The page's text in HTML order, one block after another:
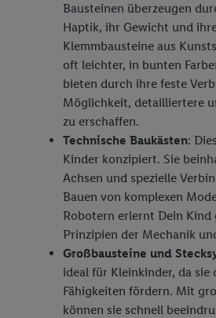
Bausteinen überzeugen
Haptik, ihr Gewicht und
Klemmbausteine aus
oft leichter, in bunten
bieten durch ihre feste
Möglichkeit, detailliertere
zu erschaffen.
Technische Baukästen:
Kinder konzipiert. Sie
Achsen und spezielle
Bauen von komplexen
Robotern erlernt Dein Kind
Prinzipien der Mechanik
Großbausteine und
ideal für Kleinkinder, da
Fähigkeiten fördern. Mit
können sie schnell